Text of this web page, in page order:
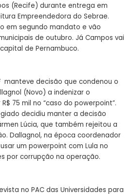
(Recife) durante entrega em
Empreendedora do Sebrae.
em segundo mandato e vão
de outubro. Já Campos vai
de Pernambuco.
manteve decisão que condenou o
(Novo) a indenizar o
75 mil no “caso do powerpoint”.
decidiu manter a decisão
Lúcia, que também rejeitou a
Dallagnol, na época coordenador
um powerpoint com Lula no
por corrupção na operação.
no PAC das Universidades para